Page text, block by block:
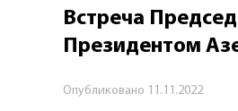
Встреча
Президентом
Опубликовано 11.11.2022